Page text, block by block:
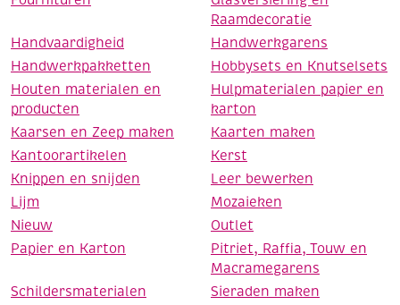
Raamdecoratie
Handvaardigheid
Handwerkgarens
Handwerkpakketten
Hobbysets en Knutselsets
Houten materialen en
producten
Hulpmaterialen papier en
karton
Kaarsen en Zeep maken
Kaarten maken
Kantoorartikelen
Kerst
Knippen en snijden
Leer bewerken
Lijm
Mozaieken
Nieuw
Outlet
Papier en Karton
Pitriet, Raffia, Touw en
Macramegarens
Schildersmaterialen
Sieraden maken